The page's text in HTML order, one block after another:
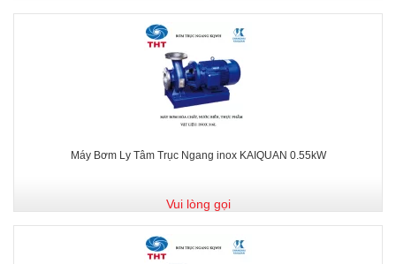
Máy Bơm Ly Tâm Trục Ngang inox KAIQUAN 0.55kW
Vui lòng gọi